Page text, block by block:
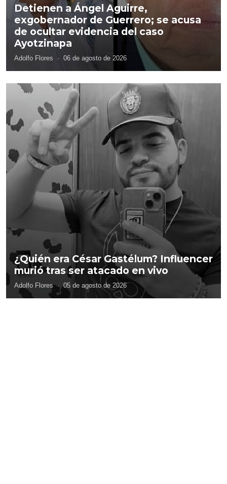
Detienen a Ángel Aguirre,
exgobernador de Guerrero; se acusa
de ocultar evidencia del caso
Ayotzinapa
Adolfo Flores · 06 de agosto de 2026
¿Quién era César Gastélum? Influencer
murió tras ser atacado en vivo
Adolfo Flores · 05 de agosto de 2026